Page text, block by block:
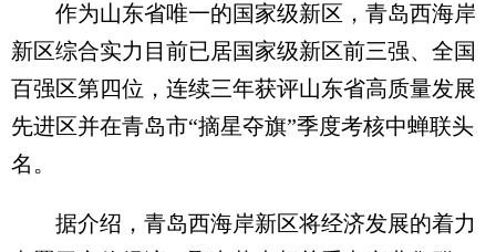
作为山东省唯一的国家级新区，青岛西海岸
新区综合实力目前已居国家级新区前三强、全国
百强区第四位，连续三年获评山东省高质量发展
先进区并在青岛市“摘星夺旗”季度考核中蝉联头
名。
据介绍，青岛西海岸新区将经济发展的着力